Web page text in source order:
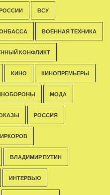
ВСУ
ВОЕННАЯ ТЕХНИКА
КОНФЛИКТ
КИНО КИНОПРЕМЬЕРЫ
МОДА
РОССИЯ
ВЛАДИМИР ПУТИН
ИНТЕРВЬЮ